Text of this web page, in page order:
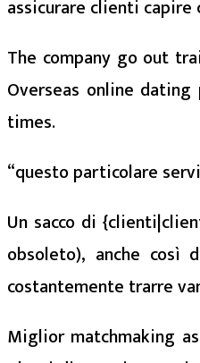
assicurare clienti capire
The company go out
Overseas online
times.
“questo particolare
Un sacco di
obsoleto), anche così
costantemente trarre
Miglior matchmaking